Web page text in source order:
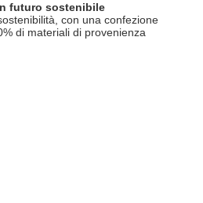
futuro sostenibile
con una confezione
di materiali di provenienza